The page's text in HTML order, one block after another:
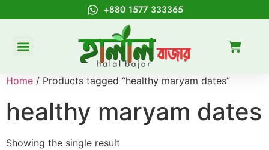
+880 1577 333365
Home / Products tagged “healthy maryam dates”
healthy maryam dates
Showing the single result